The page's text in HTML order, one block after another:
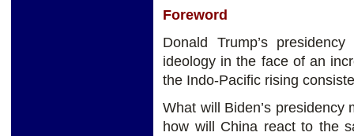
Foreword
Donald Trump’s
ideology in the face of an
the Indo-Pacific rising
What will Biden’s
how will China react to the